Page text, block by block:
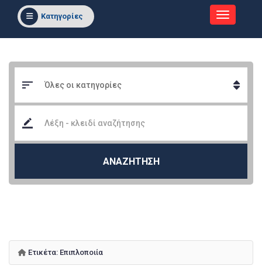
Κατηγορίες
ΑΝΑΖΗΤΗΣΗ
Ετικέτα: Επιπλοποιία